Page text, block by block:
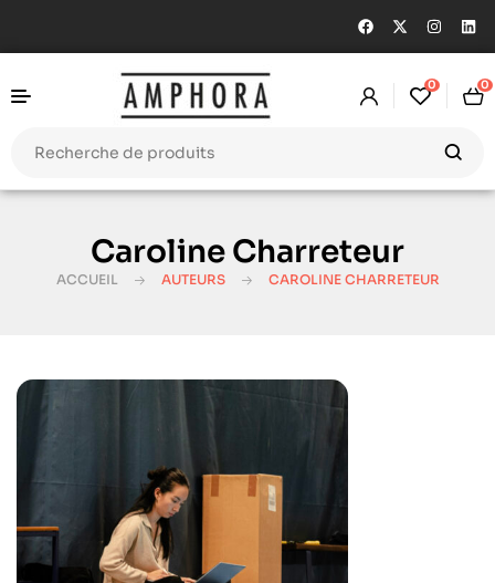
0 0
Caroline Charreteur
ACCUEIL AUTEURS CAROLINE CHARRETEUR